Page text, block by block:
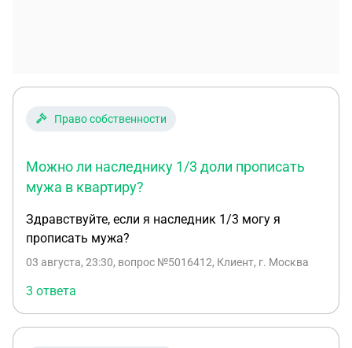
Право собственности
Можно ли наследнику 1/3 доли прописать
мужа в квартиру?
Здравствуйте, если я наследник 1/3 могу я
прописать мужа?
03 августа, 23:30, вопрос №5016412, Клиент, г. Москва
3 ответа